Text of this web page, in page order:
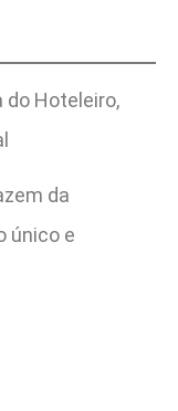
do Hoteleiro,
da
único e